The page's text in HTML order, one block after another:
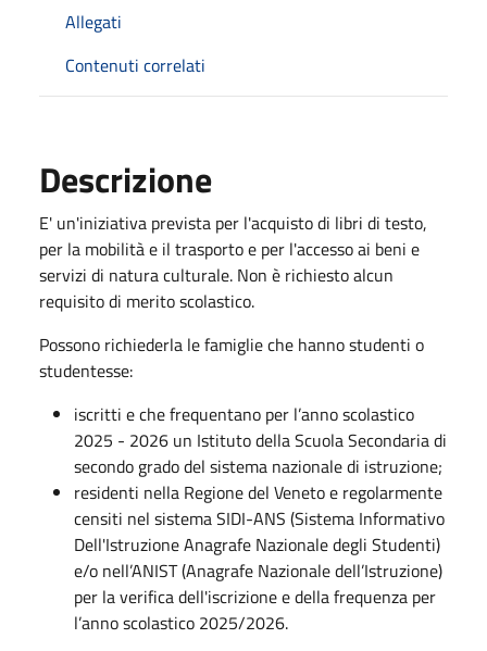
Allegati
Contenuti correlati
Descrizione
E' un'iniziativa prevista per l'acquisto di libri di testo,
per la mobilità e il trasporto e per l'accesso ai beni e
servizi di natura culturale. Non è richiesto alcun
requisito di merito scolastico.
Possono richiederla le famiglie che hanno studenti o
studentesse:
iscritti e che frequentano per l’anno scolastico
2025 - 2026 un Istituto della Scuola Secondaria di
secondo grado del sistema nazionale di istruzione;
residenti nella Regione del Veneto e regolarmente
censiti nel sistema SIDI-ANS (Sistema Informativo
Dell'Istruzione Anagrafe Nazionale degli Studenti)
e/o nell’ANIST (Anagrafe Nazionale dell’Istruzione)
per la verifica dell'iscrizione e della frequenza per
l’anno scolastico 2025/2026.